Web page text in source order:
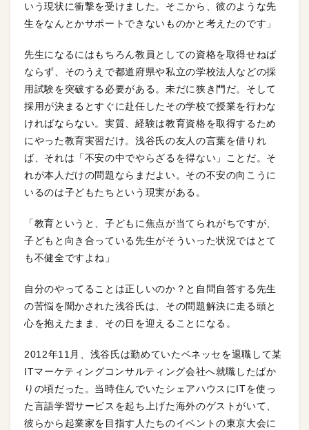
いう現状に衝撃を受けました。そこから、彼のような先
生をなんとかサポートできないものかと考えたのです」
先生になるにはもちろん教員としての資格を取得せねば
ならず、そのうえで都道府県や私立の学校法人などの採
用試験を突破する必要がある。未だに狭き門だ。そして
採用が決まるとすぐに赴任したその学校で授業を行わな
ければならない。実質、経験は教育資格を取得するため
にやった教育実習だけ。浅谷氏の友人の言葉を借りれ
ば、それは「不安の中でやらざるを得ない」ことだ。そ
れが本人だけの問題ならまだよい。その不安の向こうに
いるのは子どもたちという現実がある。
「教育というと、子どもに焦点が当てられがちですが、
子どもと向き合っている先生がそういった状況ではとて
も不健全ですよね」
自分のやってることは正しいのか？と自問自答する先生
の苦悩を聞かされた浅谷氏は、その問題解決に走る頭と
心を抱えたまま、その日を迎えることになる。
2012年11月、浅谷氏は勤めていたベネッセを退職して某
ITマーケティングコンサルティング会社へ就職したばか
りの頃だった。当時住んでいたシェアハウスにITを使っ
た言語学習サービスを起ち上げた海外のゲストがいて、
彼らから起業家を目指す人たちのイベントの東京大会に